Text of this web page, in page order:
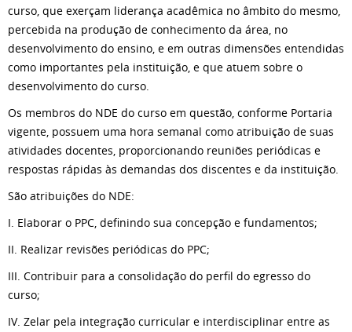
curso, que exerçam liderança acadêmica no âmbito do mesmo,
percebida na produção de conhecimento da área, no
desenvolvimento do ensino, e em outras dimensões entendidas
como importantes pela instituição, e que atuem sobre o
desenvolvimento do curso.
Os membros do NDE do curso em questão, conforme Portaria
vigente, possuem uma hora semanal como atribuição de suas
atividades docentes, proporcionando reuniões periódicas e
respostas rápidas às demandas dos discentes e da instituição.
São atribuições do NDE:
I. Elaborar o PPC, definindo sua concepção e fundamentos;
II. Realizar revisões periódicas do PPC;
III. Contribuir para a consolidação do perfil do egresso do
curso;
IV. Zelar pela integração curricular e interdisciplinar entre as